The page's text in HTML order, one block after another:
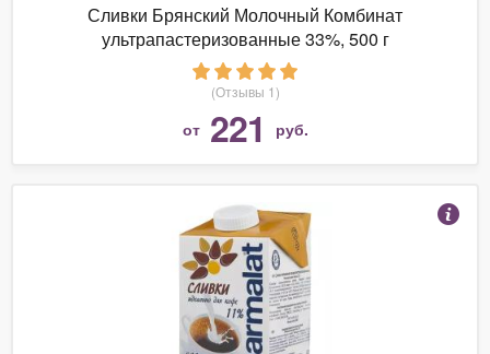
Сливки Брянский Молочный Комбинат
ультрапастеризованные 33%, 500 г
(Отзывы 1)
от 221 руб.